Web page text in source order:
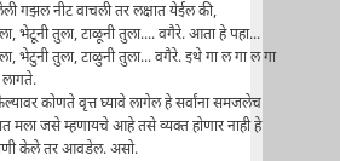
गझल नीट वाचली तर लक्षात येईल की,
भेटूनी तुला, टाळूनी तुला.... वगैरे. आता हे पहा...
भेटुनी तुला, टाळुनी तुला... वगैरे. इथे गा ल गा ल गा
कोणते वृत्त घ्यावे लागेल हे सर्वांना समजलेच
मला जसे म्हणायचे आहे तसे व्यक्त होणार नाही हे
केले तर आवडेल. असो.